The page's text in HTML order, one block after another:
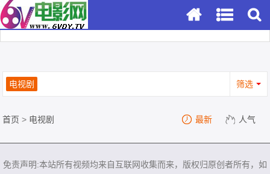
电视剧 筛选
首页 > 电视剧 最新 人气
免责声明:本站所有视频均来自互联网收集而来，版权归原创者所有，如